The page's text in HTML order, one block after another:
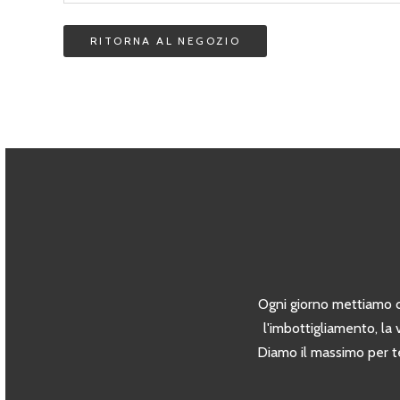
RITORNA AL NEGOZIO
Ogni giorno mettiamo
l'imbottigliamento, la
Diamo il massimo per